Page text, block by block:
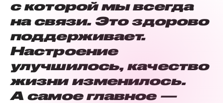
с которой мы всегда
на связи. Это здорово
поддерживает.
Настроение
улучшилось, качество
жизни изменилось.
А самое главное —